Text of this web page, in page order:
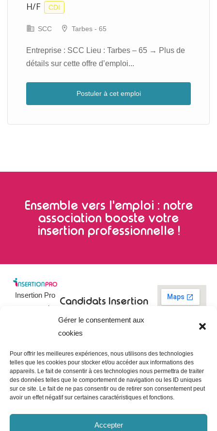
Gérer le consentement aux
cookies
Pour offrir les meilleures expériences, nous utilisons des technologies
telles que les cookies pour stocker et/ou accéder aux informations des
appareils. Le fait de consentir à ces technologies nous permettra de traiter
des données telles que le comportement de navigation ou les ID uniques
sur ce site. Le fait de ne pas consentir ou de retirer son consentement peut
avoir un effet négatif sur certaines caractéristiques et fonctions.
Accepter
H/F
CDI
SCC Tarbes - 65
Entreprise : SCC Lieu : Tarbes – 65 → Plus de
détails sur cette offre d’emploi...
Postuler à cet emploi
Ensemble vers l'emploi : notre
association booste votre
insertion professionnelle !
Insertion Pro
est une action
pour
l’Insertion
Professionnelle ,
dédiée à
l’insertion et
Candidats
emploi
Tableau de
bord du
candidat
Entreprises
Poster une
Insertion
09 73 03 78
Contact
CGU
Mentions
légales
confidentialité